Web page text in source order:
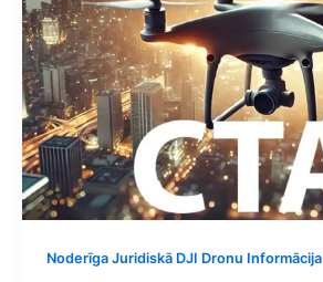
Noderīga Juridiskā DJI Dronu Informācija